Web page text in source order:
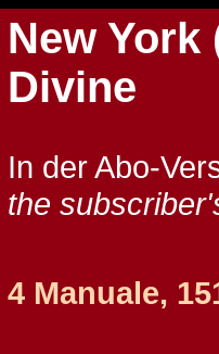
New
Divine
In der Abo-
the
4 Manuale,